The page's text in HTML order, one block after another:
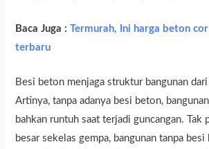
Baca Juga :Termurah, Ini harga beton
terbaru
Besi beton menjaga struktur bangunan dari
Artinya, tanpa adanya besi beton,
bahkan runtuh saat terjadi guncangan. Tak
besar sekelas gempa, bangunan tanpa